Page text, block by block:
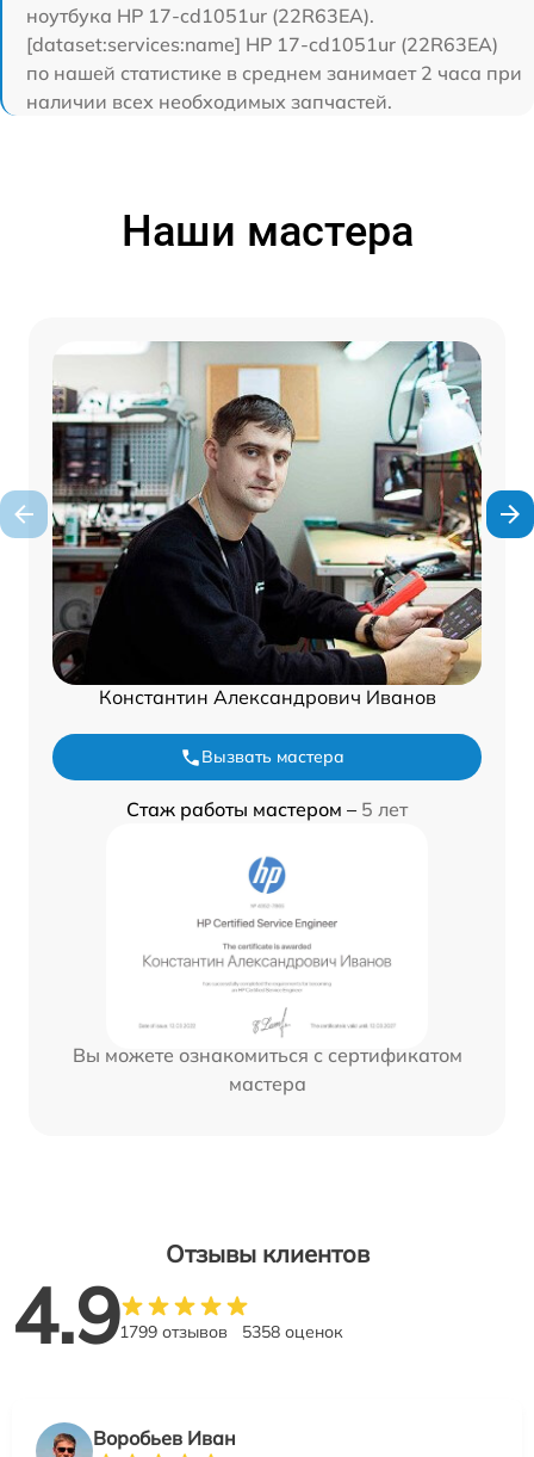
ноутбука HP 17-cd1051ur (22R63EA).
[dataset:services:name] HP 17-cd1051ur (22R63EA)
по нашей статистике в среднем занимает 2 часа при
наличии всех необходимых запчастей.
Наши мастера
Константин Александрович Иванов
Вызвать мастера
Стаж работы мастером – 5 лет
Вы можете ознакомиться с сертификатом
мастера
Отзывы клиентов
4.91799 отзывов 5358 оценок
Воробьев Иван